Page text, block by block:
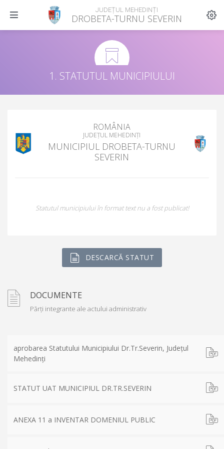
JUDEȚUL MEHEDINȚI
DROBETA-TURNU SEVERIN
1. STATUTUL MUNICIPIULUI
ROMÂNIA
JUDEȚUL MEHEDINȚI
MUNICIPIUL DROBETA-TURNU
SEVERIN
Statutul municipiului în format text nu a fost publicat!
DESCARCĂ STATUT
DOCUMENTE
Părți integrante ale actului administrativ
aprobarea Statutului Municipiului Dr.Tr.Severin, Județul
Mehedinți
STATUT UAT MUNICIPIUL DR.TR.SEVERIN
ANEXA 11 a INVENTAR DOMENIUL PUBLIC